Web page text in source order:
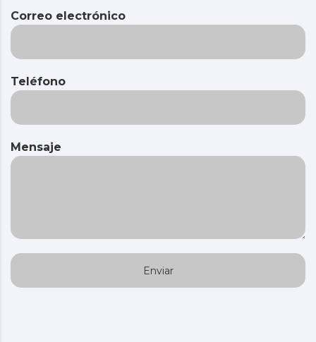
Correo electrónico
Teléfono
Mensaje